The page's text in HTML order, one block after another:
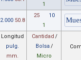
1
2.000 50.8
25
10
1
Longitud
pulg.
mm.
Cantidad /
Bolsa /
Micro